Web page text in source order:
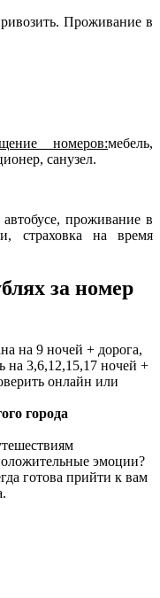
Проживание в
номеров:мебель,
санузел.
автобусе, проживание в
страховка на время
за номер
на 9 ночей + дорога,
на 3,6,12,15,17 ночей +
онлайн или
города
эмоции?
готова прийти к вам